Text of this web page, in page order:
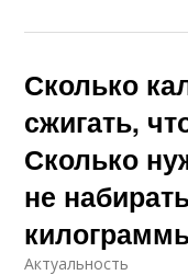
Сколько
сжигать,
Сколько
не
Актуальность